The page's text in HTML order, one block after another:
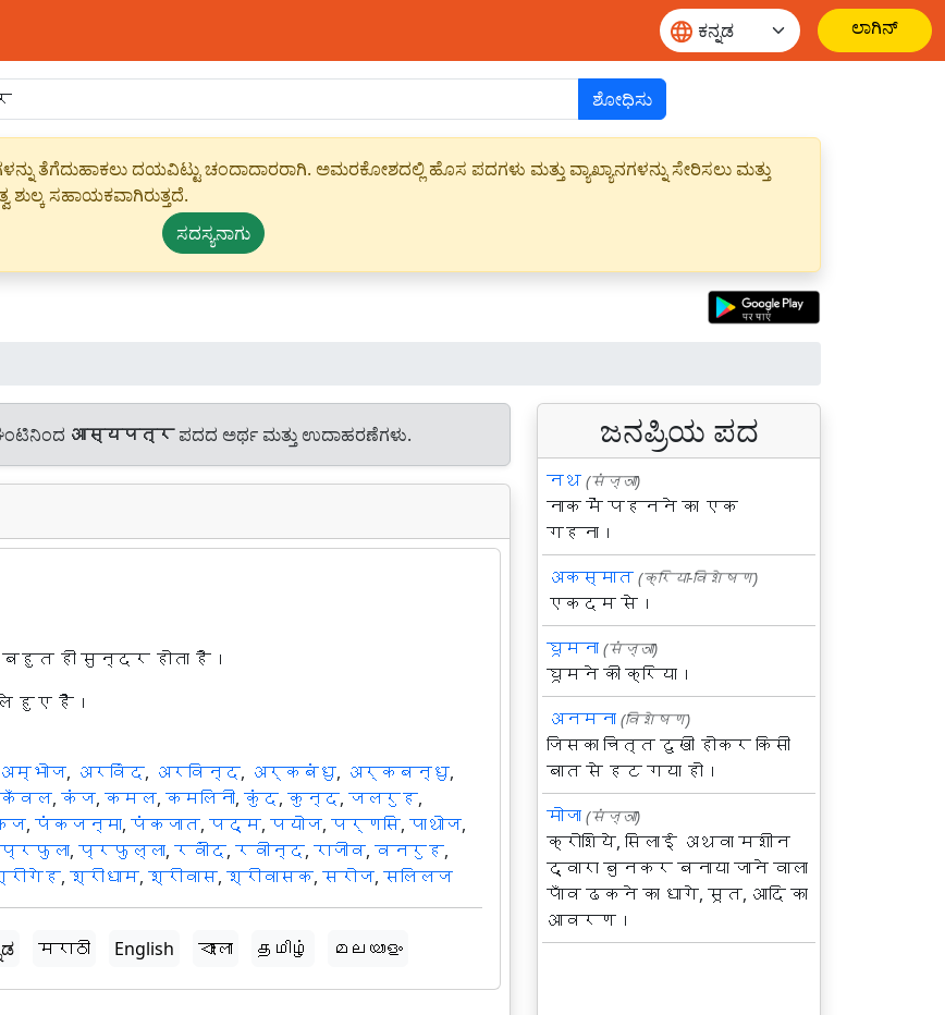
ಲಾಗಿನ್
ಶೋಧಿಸು
ತೆಗೆದುಹಾಕಲು ದಯವಿಟ್ಟು ಚಂದಾದಾರರಾಗಿ. ಅಮರಕೋಶದಲ್ಲಿ ಹೊಸ ಪದಗಳು ಮತ್ತು ವ್ಯಾಖ್ಯಾನಗಳನ್ನು ಸೇರಿಸಲು ಮತ್ತು
ಶುಲ್ಕ ಸಹಾಯಕವಾಗಿರುತ್ತದೆ.
ಸದಸ್ಯನಾಗು
आस्यपत्रಪದದ ಅರ್ಥ ಮತ್ತು ಉದಾಹರಣೆಗಳು.
बहुत ही सुन्दर होता है।
हुए हैं।
अम्भोज, अरविंद, अरविन्द, अर्कबंधु, अर्कबन्धु,
कँवल, कंज, कमल, कमलिनी, कुंद, कुन्द, जलरुह,
, पंकजन्मा, पंकजात, पद्म, पयोज, पर्णसि, पाथोज,
प्रफुला, प्रफुल्ला, रवींद, रवीन्द, राजीव, वनरुह,
, श्रीधाम, श्रीवास, श्रीवासक, सरोज, सलिलज
मराठी English বাংলা தமிழ் മലയാളം
ಜನಪ್ರಿಯ ಪದ
नथ (संज्ञा)
नाक में पहनने का एक
गहना।
अकस्मात (क्रिया-विशेषण)
एकदम से।
घूमना (संज्ञा)
घूमने की क्रिया।
अनमना (विशेषण)
जिसका चित्त दुखी होकर किसी
बात से हट गया हो।
मोजा (संज्ञा)
क्रोशिये, सिलाई अथवा मशीन
द्वारा बुनकर बनाया जाने वाला
पाँव ढकने का धागे, सूत, आदि का
आवरण।